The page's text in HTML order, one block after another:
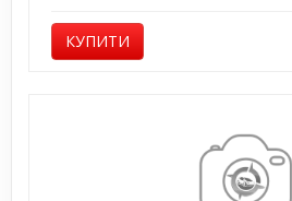
КУПИТИ